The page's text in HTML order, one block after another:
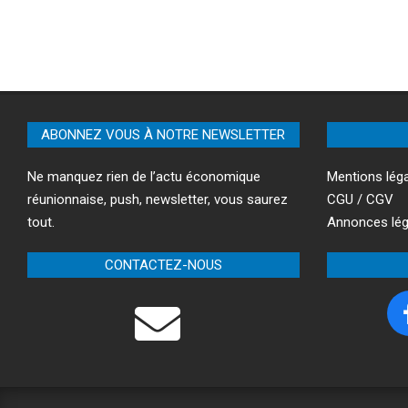
ABONNEZ VOUS À NOTRE NEWSLETTER
Ne manquez rien de l’actu économique
réunionnaise, push, newsletter, vous saurez
tout.
CONTACTEZ-NOUS
Mentions
CGU / CGV
Annonces